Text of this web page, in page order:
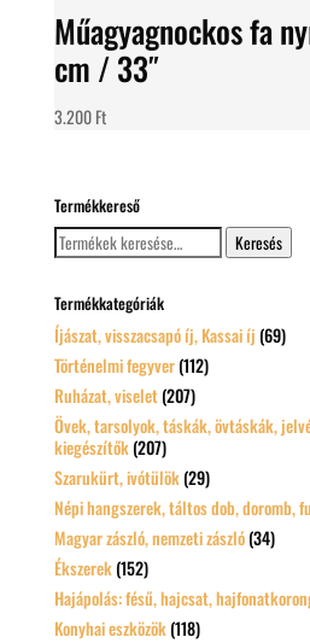
Műagyagnockos fa
cm / 33″
3.200Ft
Termékkereső
Keresés
a
Keresés
Termékkategóriák
Íjászat, visszacsapó íj, Kassai íj (69)
Történelmi fegyver (112)
Ruházat, viselet (207)
Övek, tarsolyok, táskák, övtáskák,
kiegészítők (207)
Szarukürt, ivótülök (29)
Népi hangszerek, táltos dob, doromb,
Magyar zászló, nemzeti zászló (34)
Ékszerek (152)
Hajápolás: fésű, hajcsat,
Konyhai eszközök (118)